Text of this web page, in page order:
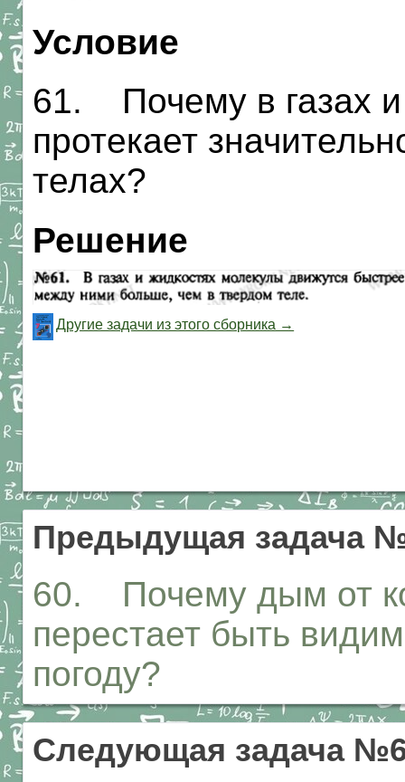
Условие
61. Почему в газах
протекает
телах?
Решение
Другие задачи из этого сборника →
Предыдущая задача
60. Почему дым от
перестает быть
погоду?
Следующая задача